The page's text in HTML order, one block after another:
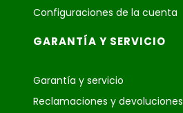
Configuraciones de la cuenta
GARANTÍA Y SERVICIO
Garantía y servicio
Reclamaciones y devoluciones